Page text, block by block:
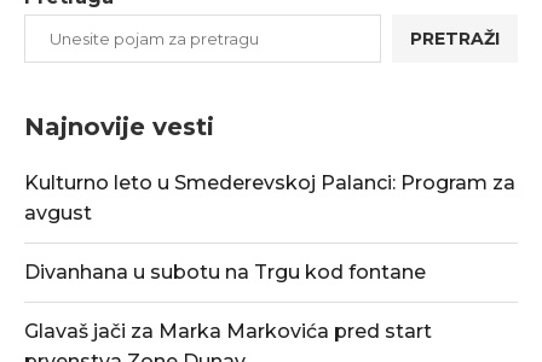
PRETRAŽI
Najnovije vesti
Kulturno leto u Smederevskoj Palanci: Program za
avgust
Divanhana u subotu na Trgu kod fontane
Glavaš jači za Marka Markovića pred start